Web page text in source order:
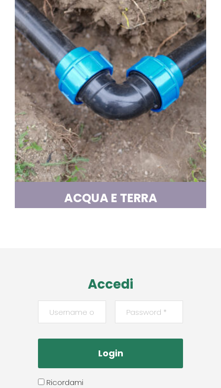
ACQUA E TERRA
Accedi
Ricordami